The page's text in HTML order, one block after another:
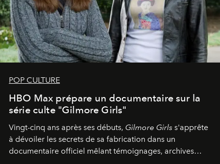
POP CULTURE
HBO Max prépare un documentaire sur la
série culte "Gilmore Girls"
Vingt-cinq ans après ses débuts, Gilmore Girls s'apprête
à dévoiler les secrets de sa fabrication dans un
documentaire officiel mêlant témoignages, archives